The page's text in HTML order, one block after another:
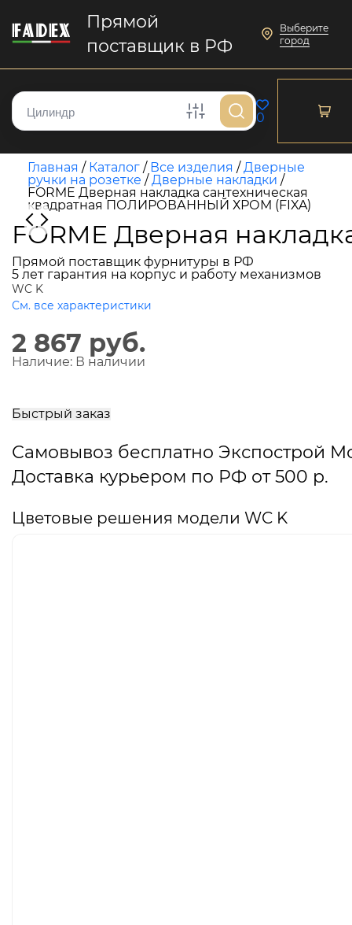
Прямой
поставщик в РФ
Выберите
город
0
Главная / Каталог / Все изделия /Дверные
ручки на розетке /Дверные накладки /
FORME Дверная накладка сантехническая
квадратная ПОЛИРОВАННЫЙ ХРОМ (FIXA)
FORME Дверная
Прямой поставщик фурнитуры в РФ
5 лет гарантия на корпус и работу механизмов
WC K
См. все характеристики
2 867 руб.
Наличие: В наличии
Быстрый заказ
Самовывоз бесплатно Экспострой
Доставка курьером по РФ от 500 р.
Цветовые решения модели WC K